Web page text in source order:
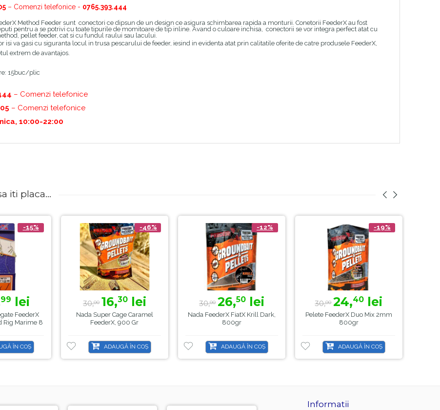
– Comenzi telefonice - 0765.393.444
Method Feeder sunt conectori ce dipsun de un design ce asigura schimbarea rapida a monturii. Conetorii FeederX au fost
pentru a se potrivi cu toate tipurile de momitoare de tip inline. Avand o culoare inchisa, conectorii se vor integra perfect atat cu
pellet feeder, cat si cu fundul raului sau lacului.
isi va gasi cu siguranta locul in trusa pescarului de feeder, iesind in evidenta atat prin calitatile oferite de catre produsele FeederX,
extrem de avantajos.
15buc/plic
– Comenzi telefonice
– Comenzi telefonice
10:00-22:00
iti placa...
-15%
99 lei
FeederX
Rig Marime 8
ÎN COȘ
-46%
30,00 16,30lei
Nada Super Cage Caramel
FeederX, 900 Gr
ADAUGĂ ÎN COȘ
-12%
30,00 26,50lei
Nada FeederX FiatX Krill Dark,
800gr
ADAUGĂ ÎN COȘ
-19%
30,00 24,40 lei
Pelete FeederX Duo Mix 2mm
800gr
ADAUGĂ ÎN COȘ
Informatii